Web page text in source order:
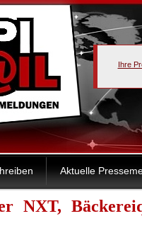
Ihre
Aktuelle
NXT,